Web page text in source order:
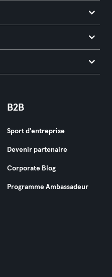
B2B
Sport d'entreprise
Devenir partenaire
Corporate Blog
Programme Ambassadeur